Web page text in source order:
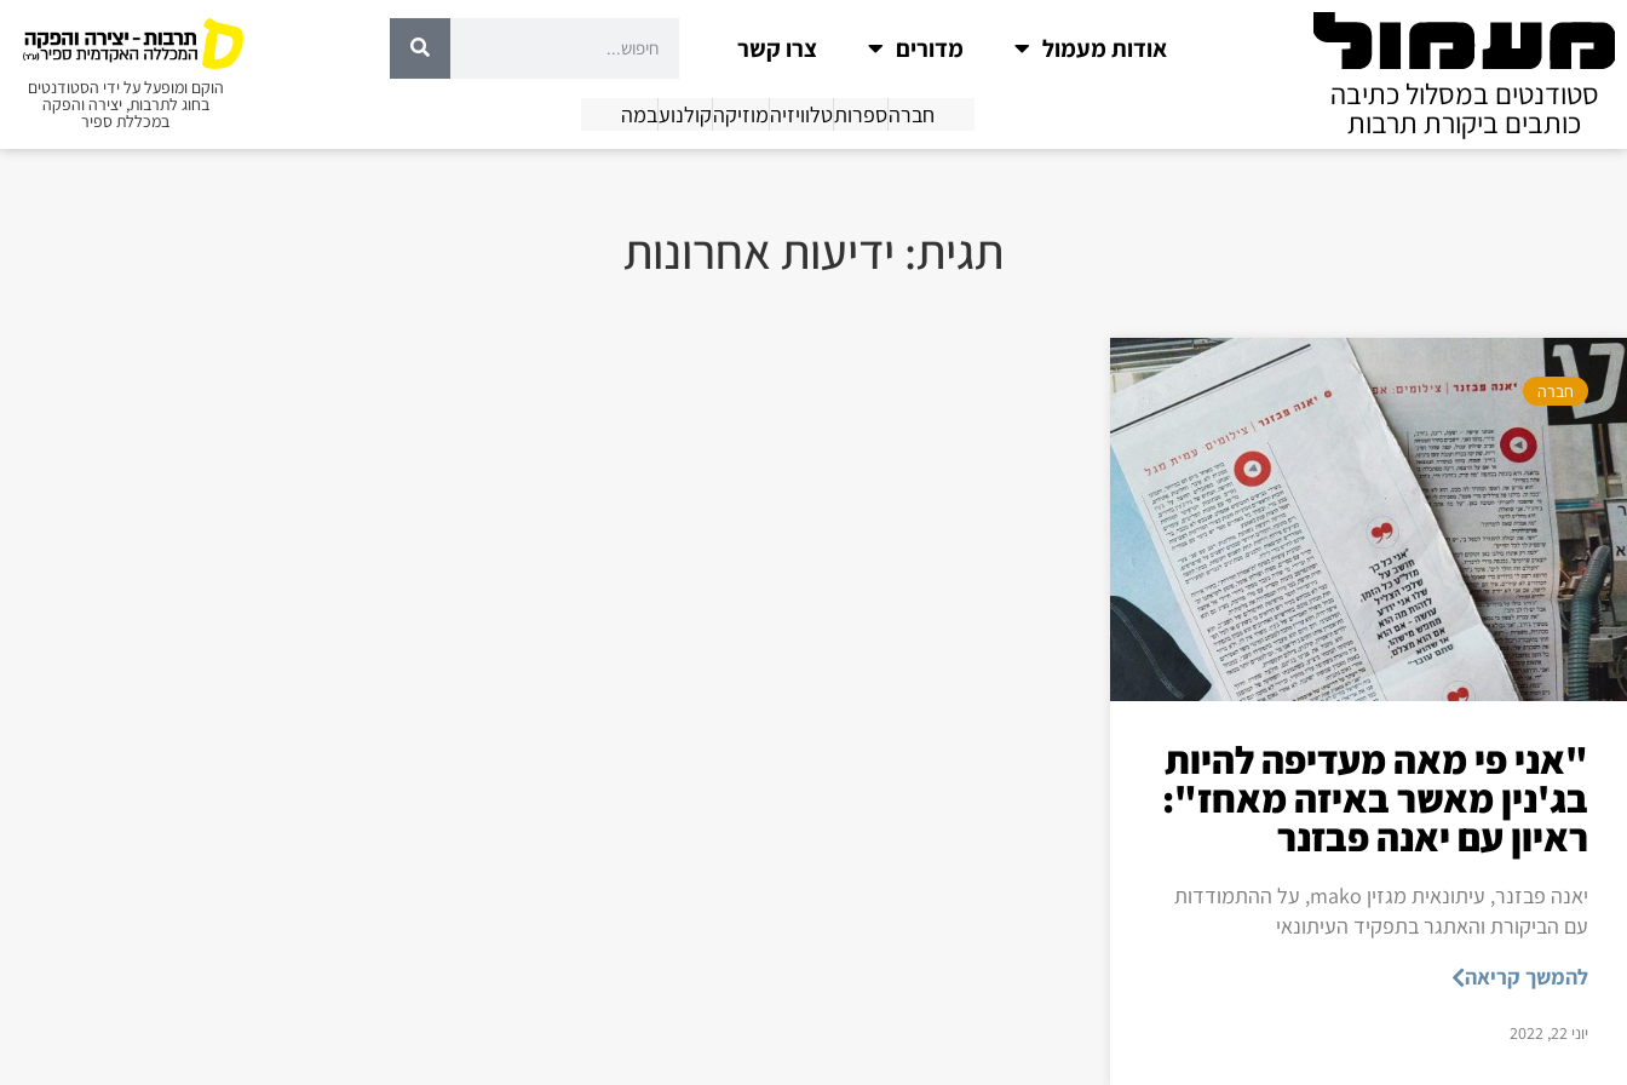
סטודנטים במסלול כתיבה
כותבים ביקורת תרבות
אודות מעמול מדורים צרו קשר
חברהספרותטלוויזיהמוזיקהקולנועבמה
הוקם ומופעל על ידי הסטודנטים
בחוג לתרבות, יצירה והפקה
במכללת ספיר
תגית: ידיעות אחרונות
חברה
"אני פי מאה מעדיפה להיות
בג'נין מאשר באיזה מאחז":
ראיון עם יאנה פבזנר
יאנה פבזנר, עיתונאית מגזין mako, על ההתמודדות
עם הביקורת והאתגר בתפקיד העיתונאי
להמשך קריאה
יוני 22, 2022